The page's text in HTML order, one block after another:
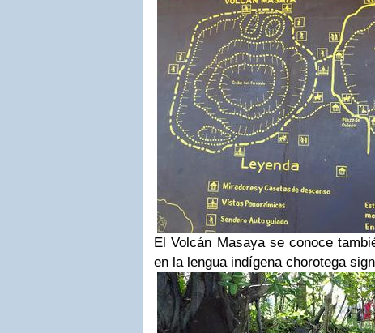
El Volcán Masaya se conoce
en la lengua indígena chorotega